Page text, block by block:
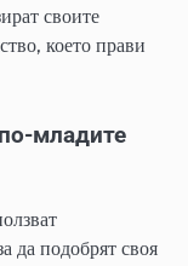
своите
което прави
младите
да подобрят своя